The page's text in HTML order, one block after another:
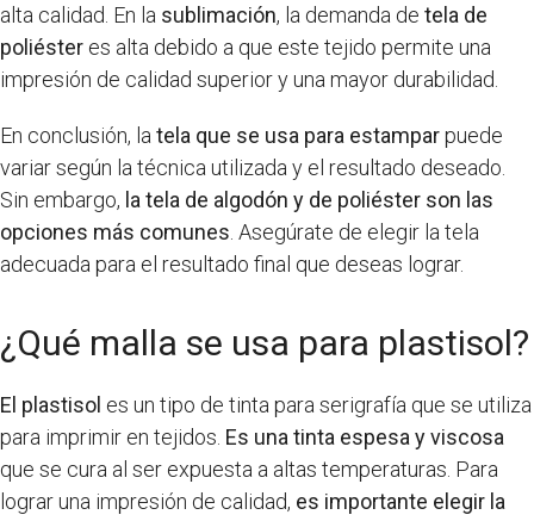
alta calidad. En la sublimación, la demanda de tela de
poliéster es alta debido a que este tejido permite una
impresión de calidad superior y una mayor durabilidad.
En conclusión, la tela que se usa para estamparpuede
variar según la técnica utilizada y el resultado deseado.
Sin embargo, la tela de algodón y de poliéster son las
opciones más comunes . Asegúrate de elegir la tela
adecuada para el resultado final que deseas lograr.
¿Qué malla se usa para plastisol?
El plastisol es un tipo de tinta para serigrafía que se utiliza
para imprimir en tejidos. Es una tinta espesa y viscosa
que se cura al ser expuesta a altas temperaturas. Para
lograr una impresión de calidad, es importante elegir la